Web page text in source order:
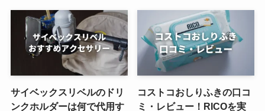
サイベックスリベルのドリ
ンクホルダーは何で代用す
コストコおしりふきの口コ
ミ・レビュー！RICOを実